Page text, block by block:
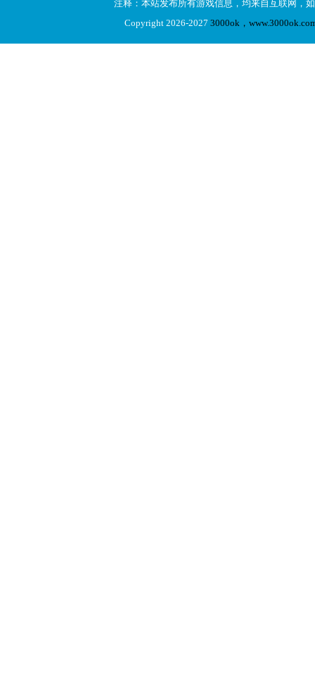
注释：本站发布所有游戏信息，均来自互联网，
Copyright 2026-2027 3000ok，